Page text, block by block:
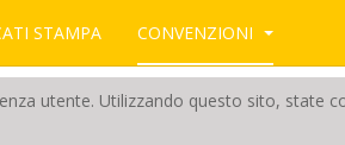
utente. Utilizzando questo sito, state
STAMPA CONVENZIONI